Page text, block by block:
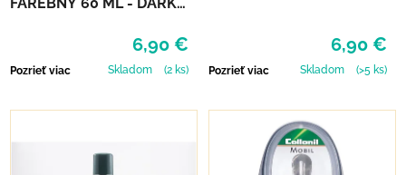
6,90 €
Pozrieť viac Skladom (2 ks)
6,90 €
Pozrieť viac Skladom (>5 ks)